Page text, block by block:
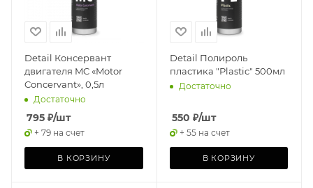
Detail Консервант
двигателя MC «Motor
Concervant», 0,5л
Достаточно
795 ₽/шт
+ 79 на счет
В КОРЗИНУ
Detail Полироль
пластика "Plastic" 500мл
Достаточно
550 ₽/шт
+ 55 на счет
В КОРЗИНУ